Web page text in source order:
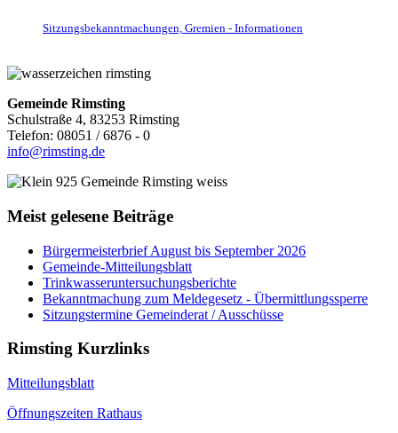
Sitzungsbekanntmachungen, Gremien - Informationen
Gemeinde Rimsting
Schulstraße 4, 83253 Rimsting
Telefon: 08051 / 6876 - 0
info@rimsting.de
Meist gelesene Beiträge
Bürgermeisterbrief August bis September 2026
Gemeinde-Mitteilungsblatt
Trinkwasseruntersuchungsberichte
Bekanntmachung zum Meldegesetz - Übermittlungssperre
Sitzungstermine Gemeinderat / Ausschüsse
Rimsting Kurzlinks
Mitteilungsblatt
Öffnungszeiten Rathaus